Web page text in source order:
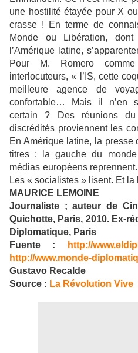
une hostilité étayée pour X
crasse ! En terme de
Monde ou Libération,
l’Amérique latine,
Pour M. Romero
interlocuteurs, « l’IS, cette
meilleure agence de
confortable… Mais il n’en
certain ? Des réunions
discrédités proviennent les
En Amérique latine, la presse
titres : la gauche du
médias européens
Les « socialistes » lisent. Et
MAURICE LEMOINE
Journaliste ; auteur de
Quichotte, Paris, 2010. Ex-
Diplomatique, Paris
Fuente :
http://
http://www.monde-
Gustavo Recalde
Source : La Révolution Vive